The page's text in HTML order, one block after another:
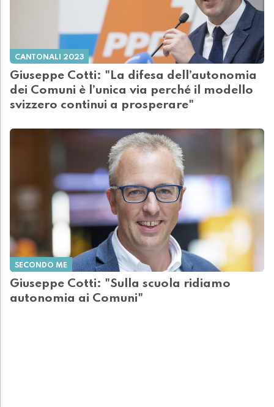
CANTONALI 2023
Giuseppe Cotti: "La difesa dell’autonomia
dei Comuni è l’unica via perché il modello
svizzero continui a prosperare"
SECONDO ME
Giuseppe Cotti: "Sulla scuola ridiamo
autonomia ai Comuni"